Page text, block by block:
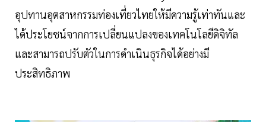
อุปทานอุตสาหกรรมท่องเที่ยวไทยให้มีความรู้เท่าทันและ
ได้ประโยชน์จากการเปลี่ยนแปลงของเทคโนโลยีดิจิทัล
และสามารถปรับตัวในการดำเนินธุรกิจได้อย่างมี
ประสิทธิภาพ